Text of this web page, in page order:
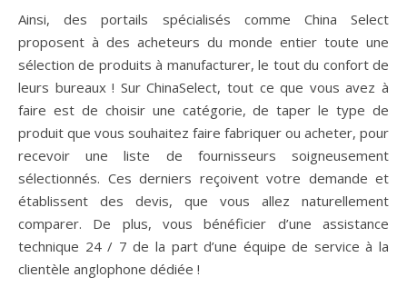
Ainsi, des portails spécialisés comme China Select
proposent à des acheteurs du monde entier toute une
sélection de produits à manufacturer, le tout du confort de
leurs bureaux ! Sur ChinaSelect, tout ce que vous avez à
faire est de choisir une catégorie, de taper le type de
produit que vous souhaitez faire fabriquer ou acheter, pour
recevoir une liste de fournisseurs soigneusement
sélectionnés. Ces derniers reçoivent votre demande et
établissent des devis, que vous allez naturellement
comparer. De plus, vous bénéficier d’une assistance
technique 24 / 7 de la part d’une équipe de service à la
clientèle anglophone dédiée !